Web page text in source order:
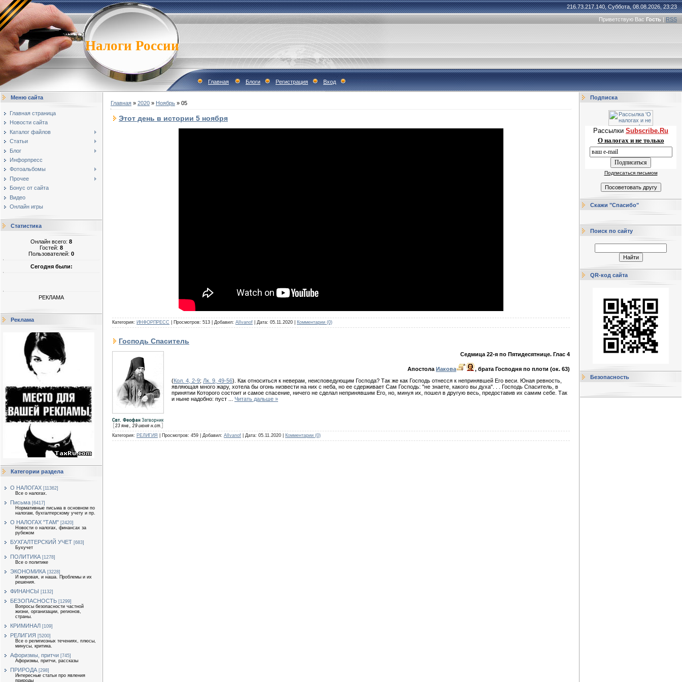
Налоги России
216.73.217.140, Суббота, 08.08.2026, 23:23
Приветствую Вас Гость | RSS
Главная Блоги Регистрация Вход
Меню сайта
Главная страница
Новости сайта
Каталог файлов
Статьи
Блог
Инфорпресс
Фотоальбомы
Прочее
Бонус от сайта
Видео
Онлайн игры
Статистика
Онлайн всего: 8
Гостей: 8
Пользователей: 0
Сегодня были:
РЕКЛАМА
Реклама
Категории раздела
О НАЛОГАХ [11362]
Все о налогах.
Письма [6417]
Нормативные письма в основном по
налогам, бухгалтерскому учету и пр.
О НАЛОГАХ "ТАМ" [2420]
Новости о налогах, финансах за
рубежом
БУХГАЛТЕРСКИЙ УЧЕТ [683]
Бухучет
ПОЛИТИКА [1278]
Все о политике
ЭКОНОМИКА [3228]
И мировая, и наша. Проблемы и их
решения.
ФИНАНСЫ [1132]
БЕЗОПАСНОСТЬ [1299]
Вопросы безопасности частной
жизни, организации, регионов,
страны.
КРИМИНАЛ [109]
РЕЛИГИЯ [5200]
Все о религиозных течениях, плюсы,
минусы, критика.
Афоризмы, притчи [745]
Афоризмы, притчи, рассказы
ПРИРОДА [298]
Интересные статьи про явления
природы
Главная » 2020 » Ноябрь » 05
Этот день в истории 5 ноября
Категория: ИНФОРПРЕСС Просмотров: 513 Добавил: AlIvanof Дата: 05.11.2020 Комментарии (0)
Господь Спаситель
Седмица 22-я по Пятидесятнице. Глас 4
Апостола Иакова
, брата Господня по плоти (ок. 63)
(Кол. 4, 2-9; Лк. 9, 49-56). Как относиться к неверам, неисповедующим Господа? Так же как Господь отнесся к непринявшей Его веси. Юная ревность,
являющая много жару, хотела бы огонь низвести на них с неба, но ее сдерживает Сам Господь: "не знаете, какого вы духа". . . Господь Спаситель, в
принятии Которого состоит и самое спасение, ничего не сделал непринявшим Его, но, минуя их, пошел в другую весь, предоставив их самим себе. Так
и ныне надобно: пуст
Читать дальше »
Категория: РЕЛИГИЯ Просмотров: 459 Добавил: AlIvanof Дата: 05.11.2020 Комментарии (0)
Подписка
Рассылки Subscribe.Ru
О налогах и не только
Подписаться письмом
Скажи "Спасибо"
Поиск по сайту
QR-код сайта
Безопасность